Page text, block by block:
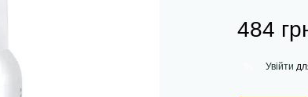
484
Увійти